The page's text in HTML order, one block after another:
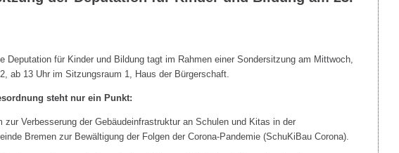
Deputation für Kinder und Bildung tagt im Rahmen einer Sondersitzung am Mittwoch,
ab 13 Uhr im Sitzungsraum 1, Haus der Bürgerschaft.
steht nur ein Punkt:
zur Verbesserung der Gebäudeinfrastruktur an Schulen und Kitas in der
Bremen zur Bewältigung der Folgen der Corona-Pandemie (SchuKiBau Corona).